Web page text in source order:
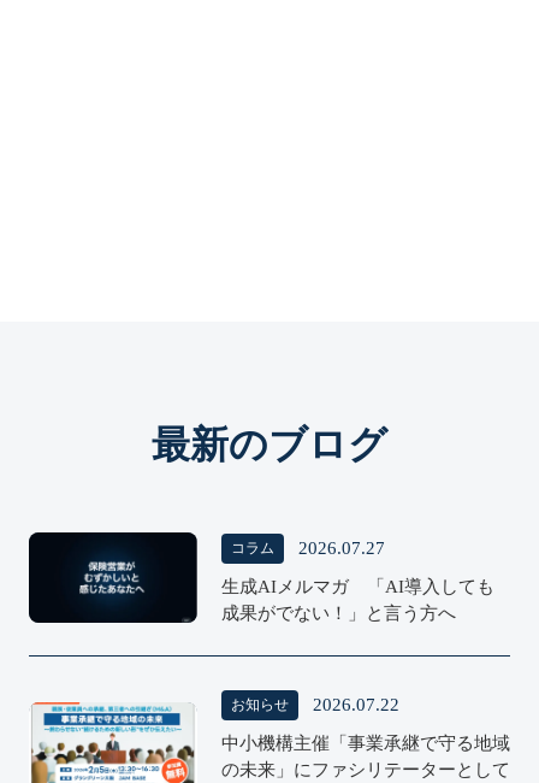
最新のブログ
COLUMN
コラム 2026.07.27
生成AIメルマガ 「AI導入しても
成果がでない！」と言う方へ
NEWS
お知らせ 2026.07.22
中小機構主催「事業承継で守る地域
の未来」にファシリテーターとして